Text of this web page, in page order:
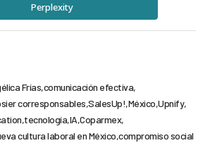
Perplexity
Frías comunicación efectiva
corresponsables SalesUp! México Upnify
tecnología IA Coparmex
cultura laboral en México compromiso social